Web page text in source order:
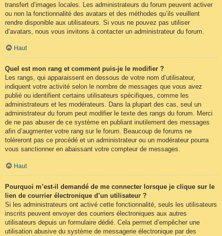
transfert d’images locales. Les administrateurs du forum peuvent activer
ou non la fonctionnalité des avatars et des méthodes qu’ils veuillent
rendre disponible aux utilisateurs. Si vous ne pouvez pas utiliser
d’avatars, nous vous invitons à contacter un administrateur du forum.
Haut
Quel est mon rang et comment puis-je le modifier ?
Les rangs, qui apparaissent en dessous de votre nom d’utilisateur,
indiquent votre activité selon le nombre de messages que vous avez
publié ou identifient certains utilisateurs spécifiques, comme les
administrateurs et les modérateurs. Dans la plupart des cas, seul un
administrateur du forum peut modifier le texte des rangs du forum. Merci
de ne pas abuser de ce système en publiant inutilement des messages
afin d’augmenter votre rang sur le forum. Beaucoup de forums ne
toléreront pas ce procédé et un administrateur ou un modérateur pourra
vous sanctionner en abaissant votre compteur de messages.
Haut
Pourquoi m’est-il demandé de me connecter lorsque je clique sur le
lien de courrier électronique d’un utilisateur ?
Si les administrateurs ont activé cette fonctionnalité, seuls les utilisateurs
inscrits peuvent envoyer des courriers électroniques aux autres
utilisateurs depuis un formulaire dédié. Cela permet d’empêcher une
utilisation abusive du système de messagerie électronique par des